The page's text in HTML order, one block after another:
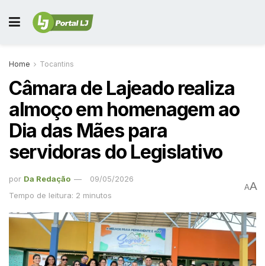
Home Tocantins
Câmara de Lajeado realiza
almoço em homenagem ao
Dia das Mães para
servidoras do Legislativo
por Da Redação
09/05/2026
Tempo de leitura: 2 minutos
AA